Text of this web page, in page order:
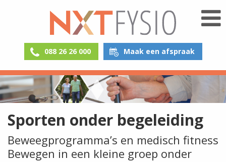
088 26 26 000 Maak een afspraak
Sporten onder begeleiding
Beweegprogramma’s en medisch fitness
Bewegen in een kleine groep onder